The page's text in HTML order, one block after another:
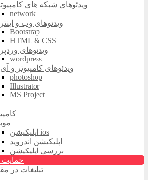
ویدئوهای شبکه های
network
ویدئوهای وب و
Bootstrap
HTML & CSS
ویدئوهای
wordpress
ویدئوهای کامپیوتر و
photoshop
Illustrator
MS Project
اپلیکیشن ios
اپلیکیشن اندروید
بررسی اپلیکیشن
حمایت
تبلیغات در